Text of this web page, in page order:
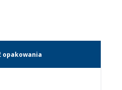
opakowania